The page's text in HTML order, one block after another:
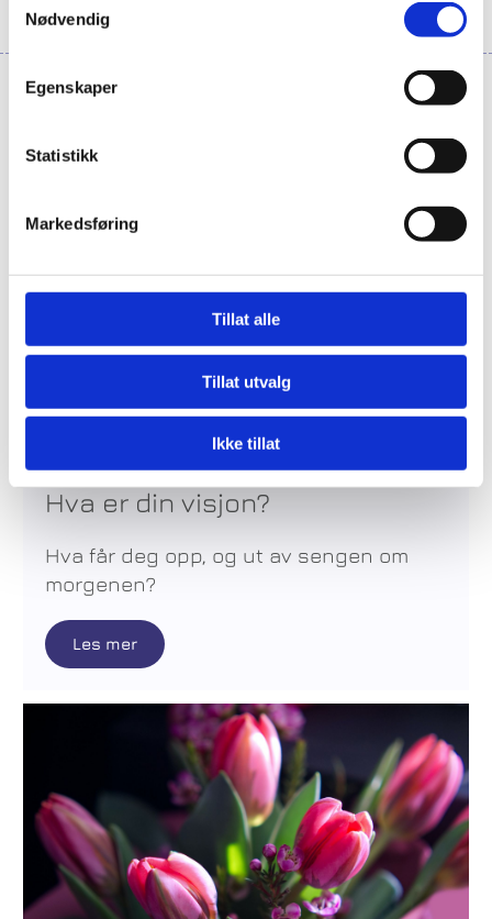
Nødvendig
Egenskaper
Statistikk
Markedsføring
Tillat alle
Tillat utvalg
Ikke tillat
Hva er din visjon?
Hva får deg opp, og ut av sengen om
morgenen?
Les mer